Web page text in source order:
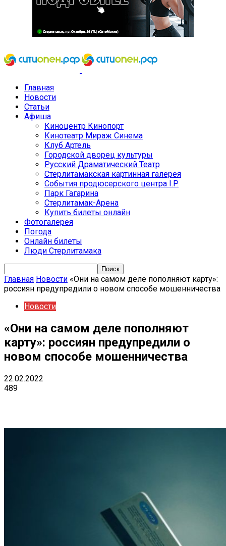
Главная
Новости
Статьи
Афиша
Киноцентр Кинопорт
Кинотеатр Мираж Синема
Клуб Артель
Городской дворец культуры
Русский Драматический Театр
Стерлитамакская картинная галерея
События продюсерского центра I.P.
Парк Гагарина
Стерлитамак-Арена
Купить билеты онлайн
Фотогалерея
Погода
Онлайн билеты
Люди Стерлитамака
Главная Новости «Они на самом деле пополняют карту»:
россиян предупредили о новом способе мошенничества
Новости
«Они на самом деле пополняют
карту»: россиян предупредили о
новом способе мошенничества
22.02.2022
489